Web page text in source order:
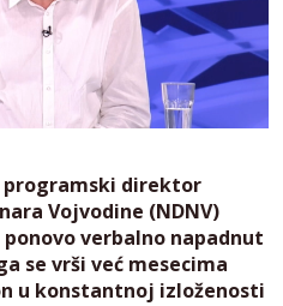
direktor
Vojvodine (NDNV)
verbalno napadnut
se vrši već mesecima
u konstantnoj izloženosti